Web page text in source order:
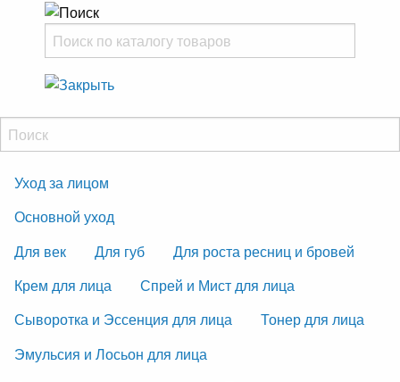
Уход за лицом
Основной уход
Для век
Для губ
Для роста ресниц и бровей
Крем для лица
Спрей и Мист для лица
Сыворотка и Эссенция для лица
Тонер для лица
Эмульсия и Лосьон для лица